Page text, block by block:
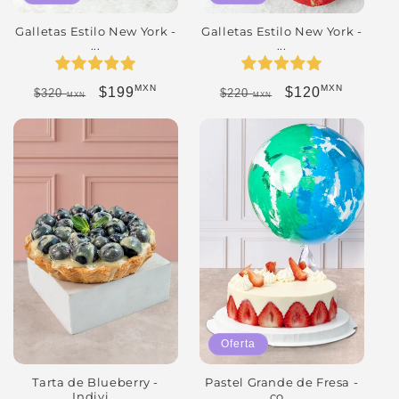
Galletas Estilo New York -
...
Precio habitual
$320MXN Precio de oferta
$199MXN
Galletas Estilo New York -
...
Precio habitual
$220MXN Precio de oferta
$120MXN
Tarta de Blueberry -
Oferta
Pastel Grande de Fresa -